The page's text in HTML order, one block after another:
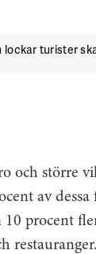
turister
och större
av
procent